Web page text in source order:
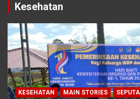
Kesehatan
KESEHATAN MAIN STORIES